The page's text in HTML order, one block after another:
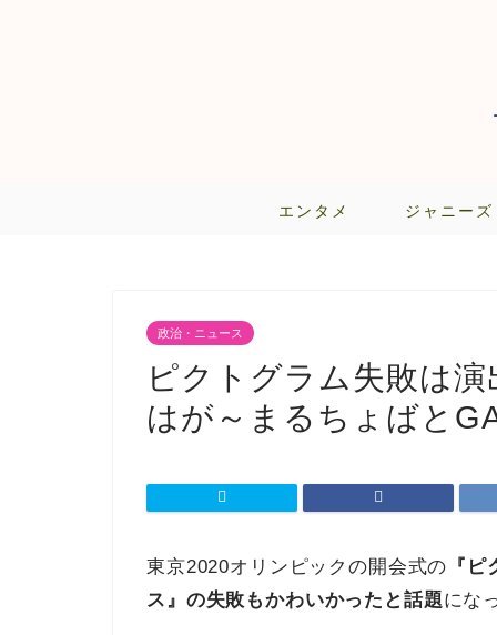
エンタメ ジャニーズ
政治・ニュース
ピクトグラム失敗は
はが～まるちょばと
東京2020オリンピックの開会式の 『
ス』の失敗もかわいかったと話題にな